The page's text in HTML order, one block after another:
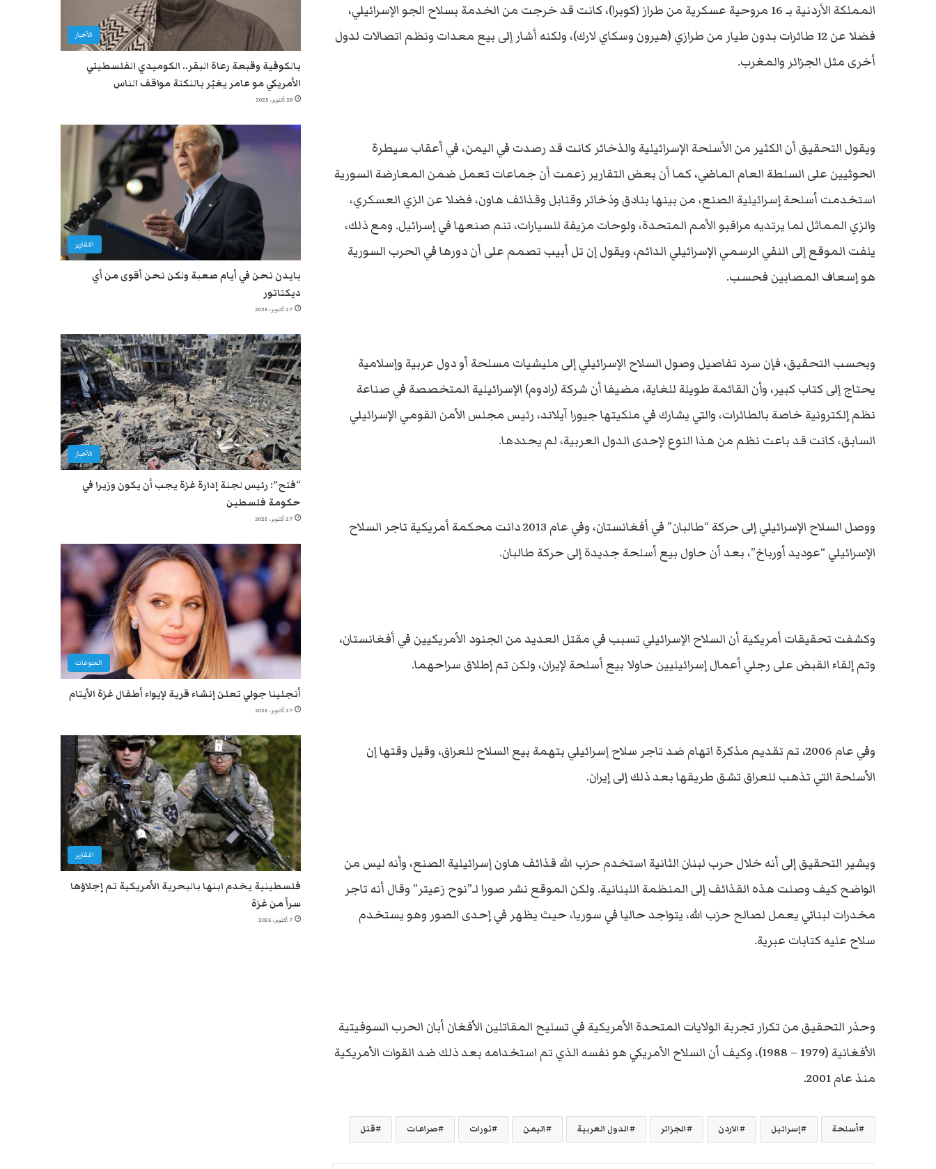
المملكة الأردنية بـ 16 مروحية عسكرية من طراز (كوبرا)، كانت قد خرجت من الخدمة بسلاح الجو الإسرائيلي،
فضلا عن 12 طائرات بدون طيار من طرازي (هيرون وسكاي لارك)، ولكنه أشار إلى بيع معدات ونظم اتصالات لدول
أخرى مثل الجزائر والمغرب.
ويقول التحقيق أن الكثير من الأسلحة الإسرائيلية والذخائر كانت قد رصدت في اليمن، في أعقاب سيطرة
الحوثيين على السلطة العام الماضي، كما أن بعض التقارير زعمت أن جماعات تعمل ضمن المعارضة السورية
استخدمت أسلحة إسرائيلية الصنع، من بينها بنادق وذخائر وقنابل وقذائف هاون، فضلا عن الزي العسكري،
والزي المماثل لما يرتديه مراقبو الأمم المتحدة، ولوحات مزيفة للسيارات، تنم صنعها في إسرائيل. ومع ذلك،
يلفت الموقع إلى النفي الرسمي الإسرائيلي الدائم، ويقول إن تل أبيب تصمم على أن دورها في الحرب السورية
هو إسعاف المصابين فحسب.
وبحسب التحقيق، فإن سرد تفاصيل وصول السلاح الإسرائيلي إلى مليشيات مسلحة أو دول عربية وإسلامية
يحتاج إلى كتاب كبير، وأن القائمة طويلة للغاية، مضيفا أن شركة (رادوم) الإسرائيلية المتخصصة في صناعة
نظم إلكترونية خاصة بالطائرات، والتي يشارك في ملكيتها جيورا آيلاند، رئيس مجلس الأمن القومي الإسرائيلي
السابق، كانت قد باعت نظم من هذا النوع لإحدى الدول العربية، لم يحددها.
ووصل السلاح الإسرائيلي إلى حركة “طالبان” في أفغانستان، وفي عام 2013 دانت محكمة أمريكية تاجر السلاح
الإسرائيلي “عوديد أورباخ”، بعد أن حاول بيع أسلحة جديدة إلى حركة طالبان.
وكشفت تحقيقات أمريكية أن السلاح الإسرائيلي تسبب في مقتل العديد من الجنود الأمريكيين في أفغانستان،
وتم إلقاء القبض على رجلي أعمال إسرائيليين حاولا بيع أسلحة لإيران، ولكن تم إطلاق سراحهما.
وفي عام 2006، تم تقديم مذكرة اتهام ضد تاجر سلاح إسرائيلي بتهمة بيع السلاح للعراق، وقيل وقتها إن
الأسلحة التي تذهب للعراق تشق طريقها بعد ذلك إلى إيران.
ويشير التحقيق إلى أنه خلال حرب لبنان الثانية استخدم حزب الله قذائف هاون إسرائيلية الصنع، وأنه ليس من
الواضح كيف وصلت هذه القذائف إلى المنظمة اللبنانية. ولكن الموقع نشر صورا لـ”نوح زعيتر” وقال أنه تاجر
مخدرات لبناني يعمل لصالح حزب الله، يتواجد حاليا في سوريا، حيث يظهر في إحدى الصور وهو يستخدم
سلاح عليه كتابات عبرية.
وحذر التحقيق من تكرار تجربة الولايات المتحدة الأمريكية في تسليح المقاتلين الأفغان أبان الحرب السوفيتية
الأفغانية (1979 – 1988)، وكيف أن السلاح الأمريكي هو نفسه الذي تم استخدامه بعد ذلك ضد القوات الأمريكية
منذ عام 2001.
أسلحة إسرائيل الاردن الجزائر الدول العربية اليمن ثورات صراعات قتل
الأخبار
بالكوفية وقبعة رعاة البقر.. الكوميدي الفلسطيني
الأمريكي مو عامر يغيّر بالنكتة مواقف الناس
28 أكتوبر، 2025
التقارير
بايدن نحن في أيام صعبة ولكن نحن أقوى من أي
ديكتاتور
27 أكتوبر، 2025
الأخبار
“فتح”: رئيس لجنة إدارة غزة يجب أن يكون وزيرا في
حكومة فلسطين
27 أكتوبر، 2025
المنوعات
أنجلينا جولي تعلن إنشاء قرية لإيواء أطفال غزة الأيتام
27 أكتوبر، 2025
التقارير
فلسطينية يخدم ابنها بالبحرية الأمريكية تم إجلاؤها
سراً من غزة
7 أكتوبر، 2025